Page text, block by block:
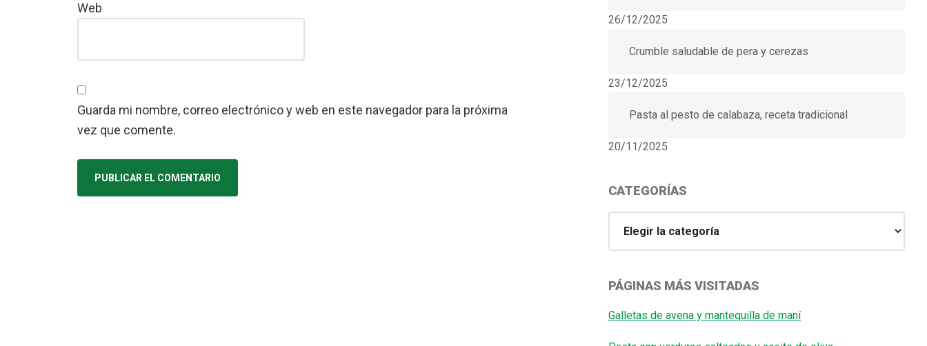
Web
Guarda mi nombre, correo electrónico y web en este navegador para la próxima
vez que comente.
26/12/2025
Crumble saludable de pera y cerezas
23/12/2025
Pasta al pesto de calabaza, receta tradicional
20/11/2025
CATEGORÍAS
PÁGINAS MÁS VISITADAS
Galletas de avena y mantequilla de maní